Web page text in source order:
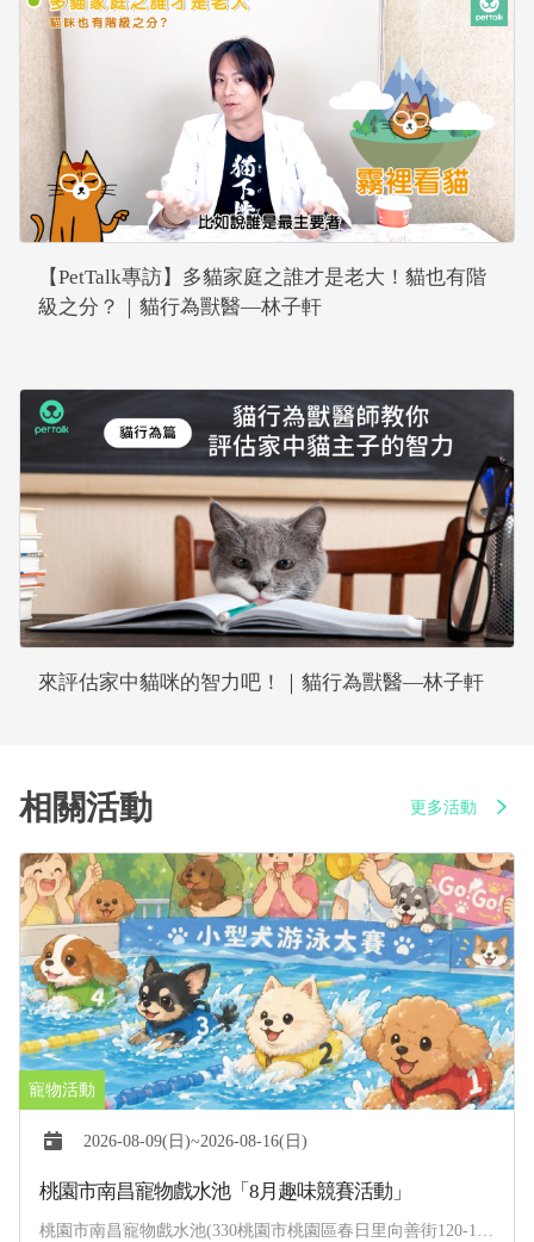
【PetTalk專訪】多貓家庭之誰才是老大！貓也有階
級之分？｜貓行為獸醫—林子軒
來評估家中貓咪的智力吧！｜貓行為獸醫—林子軒
相關活動 更多活動
2026-08-09(日)~2026-08-16(日)
桃園市南昌寵物戲水池「8月趣味競賽活動」
桃園市南昌寵物戲水池(330桃園市桃園區春日里向善街120-1